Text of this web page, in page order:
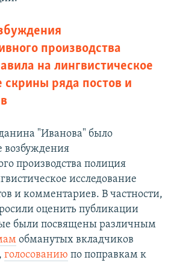
производства
на лингвистическое
скрины ряда постов и
"Иванова" было
возбуждения
производства полиция
исследование
и комментариев. В частности,
оценить публикации
были посвящены различным
обманутых вкладчиков
голосованию по поправкам к